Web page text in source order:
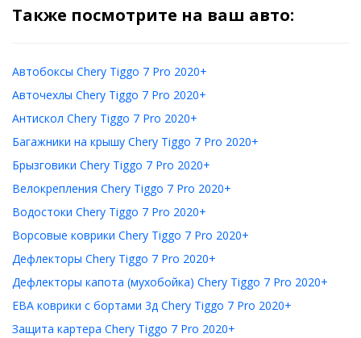
Также посмотрите на ваш авто:
Автобоксы Chery Tiggo 7 Pro 2020+
Авточехлы Chery Tiggo 7 Pro 2020+
Антискол Chery Tiggo 7 Pro 2020+
Багажники на крышу Chery Tiggo 7 Pro 2020+
Брызговики Chery Tiggo 7 Pro 2020+
Велокрепления Chery Tiggo 7 Pro 2020+
Водостоки Chery Tiggo 7 Pro 2020+
Ворсовые коврики Chery Tiggo 7 Pro 2020+
Дефлекторы Chery Tiggo 7 Pro 2020+
Дефлекторы капота (мухобойка) Chery Tiggo 7 Pro 2020+
ЕВА коврики с бортами 3д Chery Tiggo 7 Pro 2020+
Защита картера Chery Tiggo 7 Pro 2020+